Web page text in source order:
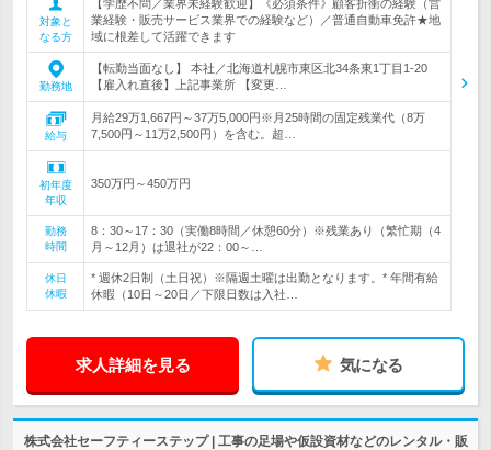
対象と
なる方
【学歴不問／業界未経験歓迎】《必須条件》顧客折衝の経験（営
業経験・販売サービス業界での経験など）／普通自動車免許★地
域に根差して活躍できます
勤務地
【転勤当面なし】 本社／北海道札幌市東区北34条東1丁目1-20
【雇入れ直後】上記事業所 【変更…
給与
月給29万1,667円～37万5,000円※月25時間の固定残業代（8万
7,500円～11万2,500円）を含む。超…
初年度
年収
350万円～450万円
勤務
時間
8：30～17：30（実働8時間／休憩60分）※残業あり（繁忙期（4
月～12月）は退社が22：00～…
休日
休暇
* 週休2日制（土日祝）※隔週土曜は出勤となります。* 年間有給
休暇（10日～20日／下限日数は入社…
求人詳細を見る 気になる
株式会社セーフティーステップ | 工事の足場や仮設資材などのレンタル・販